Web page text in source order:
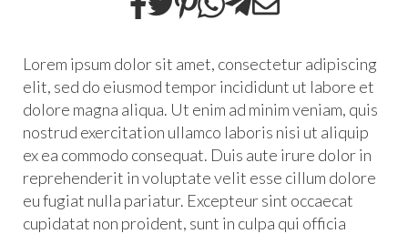
Lorem ipsum dolor sit amet, consectetur adipiscing
elit, sed do eiusmod tempor incididunt ut labore et
dolore magna aliqua. Ut enim ad minim veniam, quis
nostrud exercitation ullamco laboris nisi ut aliquip
ex ea commodo consequat. Duis aute irure dolor in
reprehenderit in voluptate velit esse cillum dolore
eu fugiat nulla pariatur. Excepteur sint occaecat
cupidatat non proident, sunt in culpa qui officia